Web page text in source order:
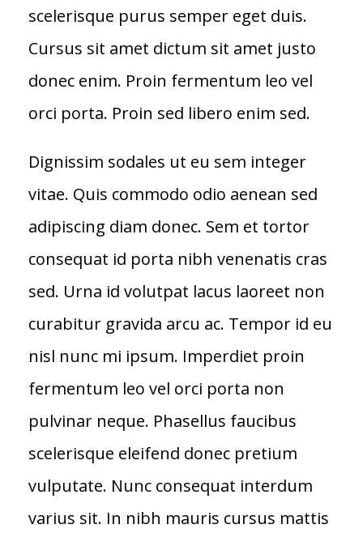
scelerisque purus semper eget duis.
Cursus sit amet dictum sit amet justo
donec enim. Proin fermentum leo vel
orci porta. Proin sed libero enim sed.
Dignissim sodales ut eu sem integer
vitae. Quis commodo odio aenean sed
adipiscing diam donec. Sem et tortor
consequat id porta nibh venenatis cras
sed. Urna id volutpat lacus laoreet non
curabitur gravida arcu ac. Tempor id eu
nisl nunc mi ipsum. Imperdiet proin
fermentum leo vel orci porta non
pulvinar neque. Phasellus faucibus
scelerisque eleifend donec pretium
vulputate. Nunc consequat interdum
varius sit. In nibh mauris cursus mattis